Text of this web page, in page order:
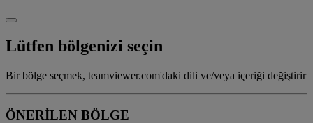
Lütfen bölgenizi seçin
Bir bölge seçmek, teamviewer.com'daki dili ve/veya içeriği değiştirir
ÖNERİLEN BÖLGE